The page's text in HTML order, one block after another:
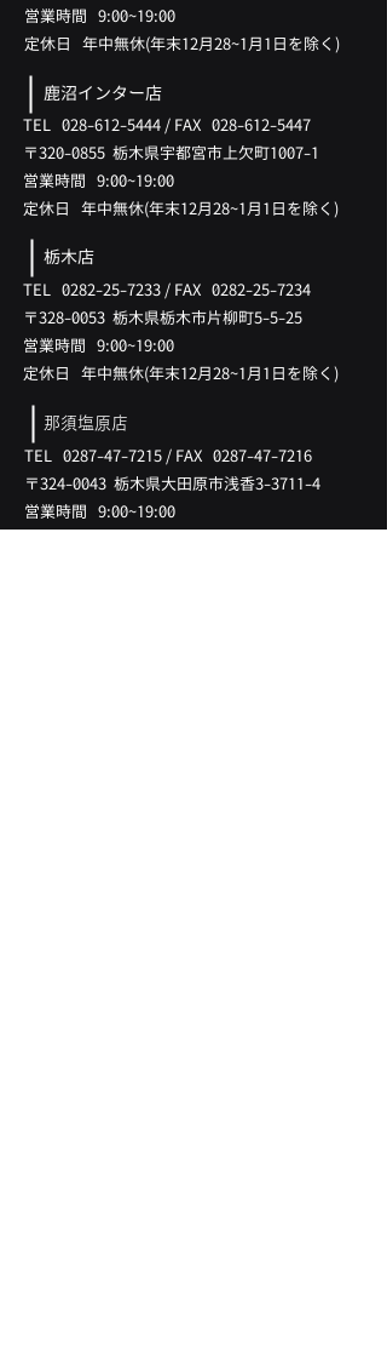
​営業時間 9:00~19:00
​定休日 年中無休(年末12月28~1月1日を除く)
TEL 028-612-5444 / FAX 028-612-5447
〒320-0855 ​栃木県宇都宮市上欠町1007-1
​営業時間 9:00~19:00
​定休日 年中無休(年末12月28~1月1日を除く)
鹿沼インター店
TEL 0282-25-7233 / FAX 0282-25-7234
〒328-0053 ​栃木県栃木市片柳町5-5-25
営業時間 9:00~19:00
​定休日 年中無休(年末12月28~1月1日を除く)
栃木店
TEL 0287-47-7215 / FAX 0287-47-7216
〒324-0043 ​栃木県大田原市浅香3-3711-4
営業時間 9:00~19:00
那須塩原店